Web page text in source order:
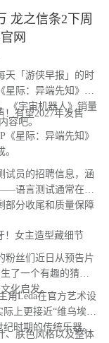
龙之信条2下周
网
「游侠早报」的时
际：异端先知》开
《宇宙机器人》销量
容吧。
有望2027年发售
星际：异端先知》
员的招聘信息，涵
语言测试通常在游
部分收尾和质量保障
女主造型藏细节
丝们近日从预告片
了一个有趣的猜测
化启发。
角Leda在官方艺术设
上更接近“维乌埃拉
纪时期的传统乐器。
肤色风格以及整体